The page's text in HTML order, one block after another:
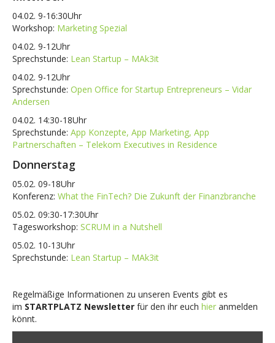
04.02. 9-16:30Uhr
Workshop: Marketing Spezial
04.02. 9-12Uhr
Sprechstunde: Lean Startup – MAk3it
04.02. 9-12Uhr
Sprechstunde: Open Office for Startup Entrepreneurs – Vidar
Andersen
04.02. 14:30-18Uhr
Sprechstunde: App Konzepte, App Marketing, App
Partnerschaften – Telekom Executives in Residence
Donnerstag
05.02. 09-18Uhr
Konferenz: What the FinTech? Die Zukunft der Finanzbranche
05.02. 09:30-17:30Uhr
Tagesworkshop: SCRUM in a Nutshell
05.02. 10-13Uhr
Sprechstunde: Lean Startup – MAk3it
Regelmäßige Informationen zu unseren Events gibt es
im STARTPLATZ Newsletter für den ihr euch hier anmelden
könnt.